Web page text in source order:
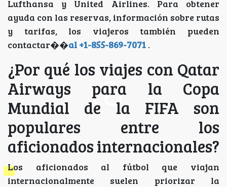
Lufthansa y United Airlines. Para obtener
ayuda con las reservas, información sobre rutas
y tarifas, los viajeros también pueden
contactar��al +1-855-869-7071 .
¿Por qué los viajes con Qatar
Airways para la Copa
Mundial de la FIFA son
populares entre los
aficionados internacionales?
Los aficionados al fútbol que viajan
internacionalmente suelen priorizar la